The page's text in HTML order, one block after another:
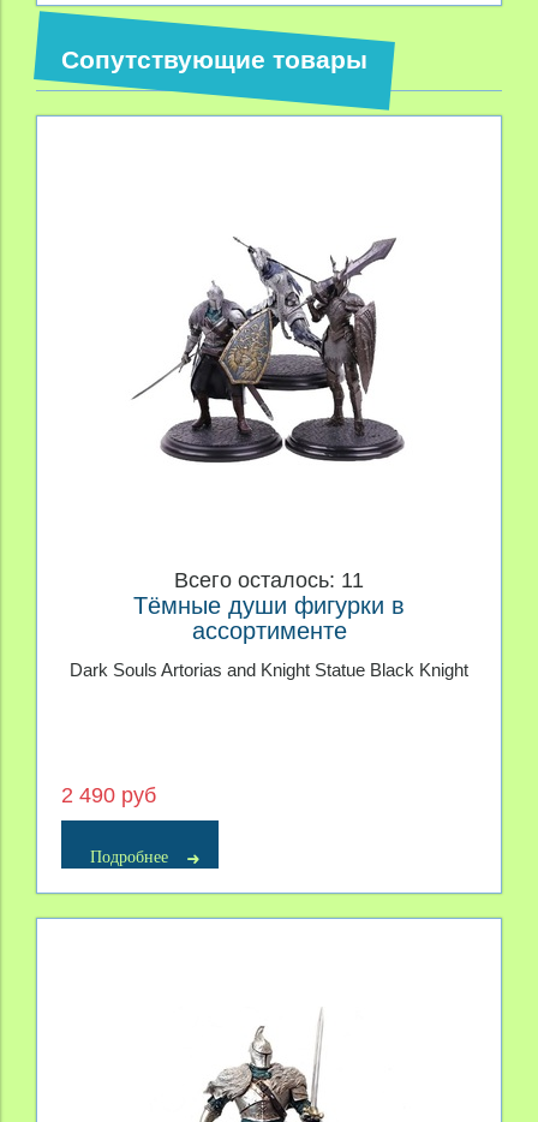
Сопутствующие товары
Всего осталось: 11
Тёмные души фигурки в
ассортименте
Dark Souls Artorias and Knight Statue Black Knight
2 490 руб
Подробнее